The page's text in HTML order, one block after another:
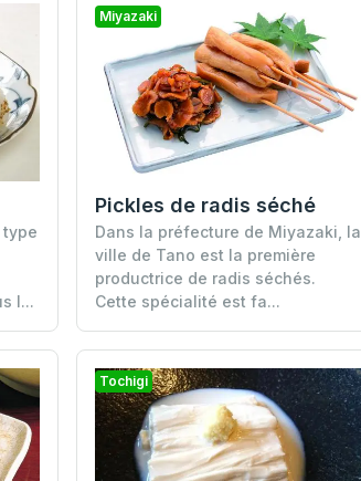
l...
Miyazaki
Pickles de radis séché
Dans la préfecture de Miyazaki, la
ville de Tano est la première
productrice de radis séchés.
Cette spécialité est fa...
Tochigi